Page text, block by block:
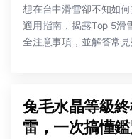
想在台中滑雪卻不知如
適用指南，揭露Top 5滑
全注意事項，並解答常
兔毛水晶等級
雷，一次搞懂